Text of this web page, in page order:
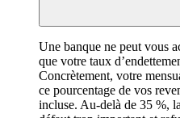
Une banque ne peut vous
que votre taux
Concrètement, votre
ce pourcentage de vos
incluse. Au-delà de 35 %,